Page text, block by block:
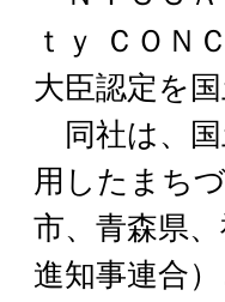
ｔｙ ＣＯＮ
大臣認定を
同社は、国
用したまち
市、青森県
進知事連合